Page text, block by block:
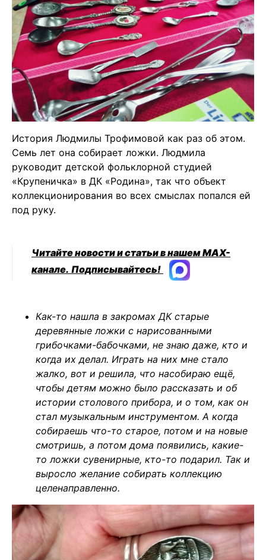
История Людмилы Трофимовой как раз об этом.
Семь лет она собирает ложки. Людмила
руководит детской фольклорной студией
«Крупеничка» в ДК «Родина», так что объект
коллекционирования во всех смыслах попался ей
под руку.
Читайте новости и статьи в нашем MAX-
канале. Подписывайтесь!
Как-то нашла в закромах ДК старые
деревянные ложки с нарисованными
грибочками-бабочками, не знаю даже, кто и
когда их делал. Играть на них мне стало
жалко, вот и решила, что насобираю ещё,
чтобы детям можно было рассказать и об
истории столового прибора, и о том, как он
стал музыкальным инструментом. А когда
собираешь что-то старое, потом и на новые
смотришь, а потом дома появились, какие-
то ложки сувенирные, кто-то подарил. Так и
выросло желание собирать коллекцию
целенаправленно.